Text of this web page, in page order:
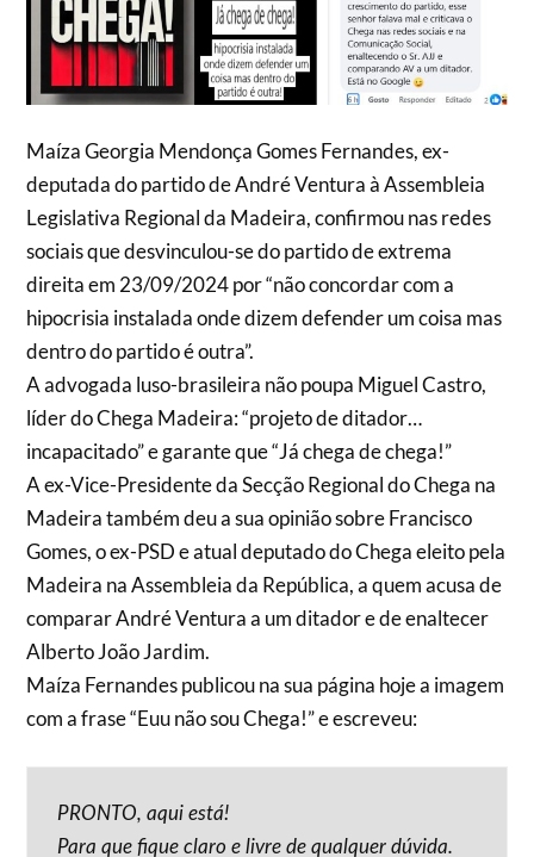
Maíza Georgia Mendonça Gomes Fernandes, ex-
deputada do partido de André Ventura à Assembleia
Legislativa Regional da Madeira, confirmou nas redes
sociais que desvinculou-se do partido de extrema
direita em 23/09/2024 por “não concordar com a
hipocrisia instalada onde dizem defender um coisa mas
dentro do partido é outra”.
A advogada luso-brasileira não poupa Miguel Castro,
líder do Chega Madeira: “projeto de ditador…
incapacitado” e garante que “Já chega de chega!”
A ex-Vice-Presidente da Secção Regional do Chega na
Madeira também deu a sua opinião sobre Francisco
Gomes, o ex-PSD e atual deputado do Chega eleito pela
Madeira na Assembleia da República, a quem acusa de
comparar André Ventura a um ditador e de enaltecer
Alberto João Jardim.
Maíza Fernandes publicou na sua página hoje a imagem
com a frase “Euu não sou Chega!” e escreveu:
PRONTO, aqui está!
Para que fique claro e livre de qualquer dúvida.